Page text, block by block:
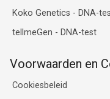
Koko Genetics - DNA-
tellmeGen - DNA-test
Voorwaarden en
Cookiesbeleid